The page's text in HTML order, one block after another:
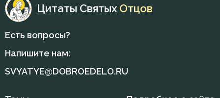
Девство
Добро
Цитаты Святых Отцов
Есть вопросы?
Напишите нам:
SVYATYE@DOBROEDELO.RU